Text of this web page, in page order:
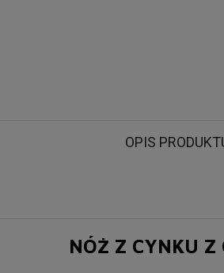
OPIS
NÓŻ Z CYNKU Z